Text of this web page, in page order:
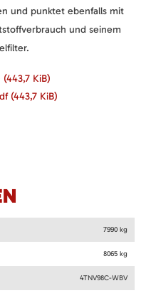
und punktet ebenfalls mit
und seinem
(443,7 KiB)
(443,7 KiB)
7990 kg
8065 kg
4TNV98C-WBV